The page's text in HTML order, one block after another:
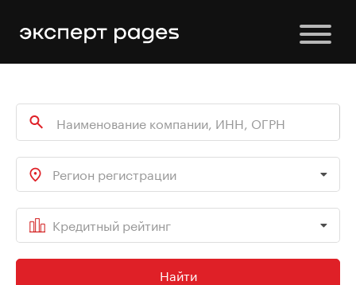
Регион регистрации
Кредитный рейтинг
Найти